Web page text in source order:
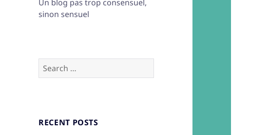
Un blog pas trop consensuel,
sinon sensuel
Search
for:
RECENT POSTS